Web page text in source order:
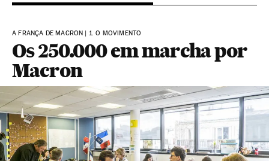
A FRANÇA DE MACRON | 1. O MOVIMENTO
Os 250.000 em marcha por
Macron